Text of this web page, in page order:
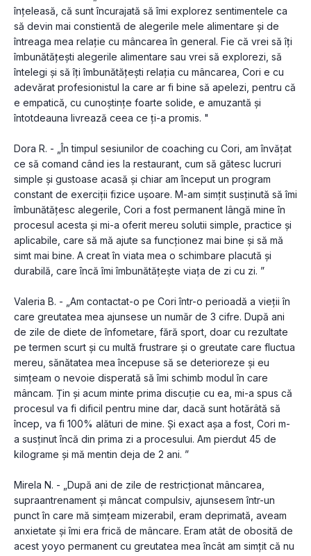
înțeleasă, că sunt încurajată să îmi explorez sentimentele ca
să devin mai constientă de alegerile mele alimentare și de
întreaga mea relație cu mâncarea în general. Fie că vrei să îți
îmbunătățești alegerile alimentare sau vrei să explorezi, să
întelegi și să îți îmbunătățești relația cu mâncarea, Cori e cu
adevărat profesionistul la care ar fi bine să apelezi, pentru că
e empatică, cu cunoștințe foarte solide, e amuzantă și
întotdeauna livrează ceea ce ți-a promis. "
Dora R. - „În timpul sesiunilor de coaching cu Cori, am învățat
ce să comand când ies la restaurant, cum să gătesc lucruri
simple și gustoase acasă și chiar am început un program
constant de exerciții fizice ușoare. M-am simțit susținută să îmi
îmbunătățesc alegerile, Cori a fost permanent lângă mine în
procesul acesta și mi-a oferit mereu solutii simple, practice și
aplicabile, care să mă ajute sa funcționez mai bine și să mă
simt mai bine. A creat în viata mea o schimbare placută și
durabilă, care încă îmi îmbunătățește viața de zi cu zi. ”
Valeria B. - „Am contactat-o pe Cori într-o perioadă a vieții în
care greutatea mea ajunsese un număr de 3 cifre. După ani
de zile de diete de înfometare, fără sport, doar cu rezultate
pe termen scurt și cu multă frustrare și o greutate care fluctua
mereu, sănătatea mea începuse să se deterioreze și eu
simțeam o nevoie disperată să îmi schimb modul în care
mâncam. Țin și acum minte prima discuție cu ea, mi-a spus că
procesul va fi dificil pentru mine dar, dacă sunt hotărâtă să
încep, va fi 100% alături de mine. Și exact așa a fost, Cori m-
a susținut încă din prima zi a procesului. Am pierdut 45 de
kilograme și mă mentin deja de 2 ani. ”
Mirela N. - „După ani de zile de restricționat mâncarea,
supraantrenament și mâncat compulsiv, ajunsesem într-un
punct în care mă simțeam mizerabil, eram deprimată, aveam
anxietate și îmi era frică de mâncare. Eram atât de obosită de
acest yoyo permanent cu greutatea mea încât am simțit că nu